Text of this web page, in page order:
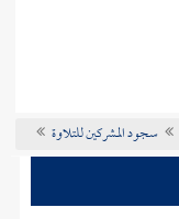
سجود المشركين للتلاوة